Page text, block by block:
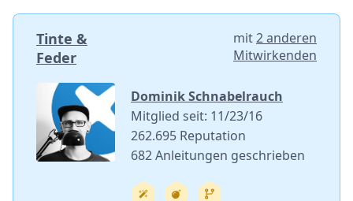
Tinte &
Feder
mit2 anderen
Mitwirkenden
Dominik Schnabelrauch
Mitglied seit: 11/23/16
262.695 Reputation
682 Anleitungen geschrieben